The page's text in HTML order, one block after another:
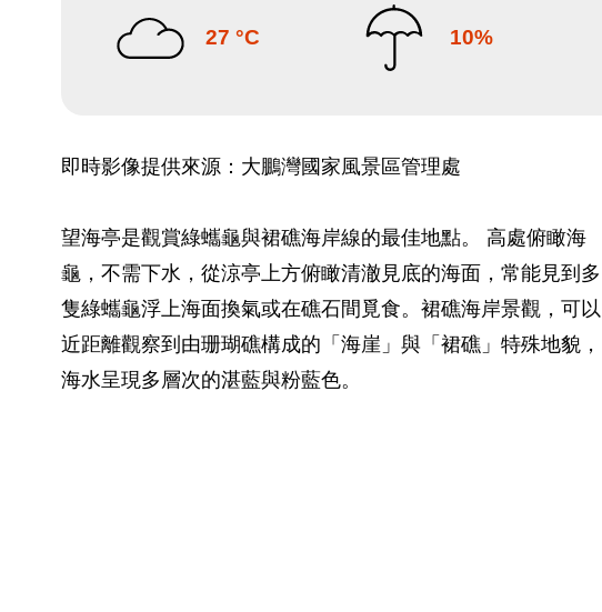
27 °C 10%
即時影像提供來源：大鵬灣國家風景區管理處
望海亭是觀賞綠蠵龜與裙礁海岸線的最佳地點。 高處俯瞰海
龜，不需下水，從涼亭上方俯瞰清澈見底的海面，常能見到多
隻綠蠵龜浮上海面換氣或在礁石間覓食。裙礁海岸景觀，可以
近距離觀察到由珊瑚礁構成的「海崖」與「裙礁」特殊地貌，
海水呈現多層次的湛藍與粉藍色。